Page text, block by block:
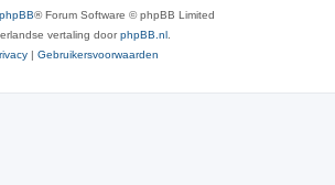
phpBB® Forum Software © phpBB Limited
vertaling doorphpBB.nl
| Gebruikersvoorwaarden